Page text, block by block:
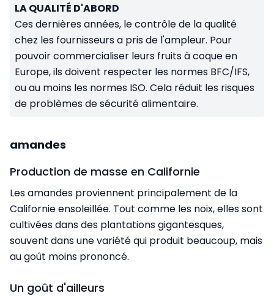
LA QUALITÉ D'ABORD
Ces dernières années, le contrôle de la qualité
chez les fournisseurs a pris de l'ampleur. Pour
pouvoir commercialiser leurs fruits à coque en
Europe, ils doivent respecter les normes BFC/IFS,
ou au moins les normes ISO. Cela réduit les risques
de problèmes de sécurité alimentaire.
amandes
Production de masse en Californie
Les amandes proviennent principalement de la
Californie ensoleillée. Tout comme les noix, elles sont
cultivées dans des plantations gigantesques,
souvent dans une variété qui produit beaucoup, mais
au goût moins prononcé.
Un goût d'ailleurs